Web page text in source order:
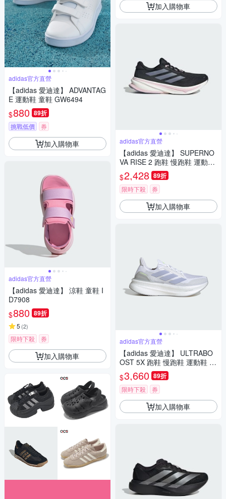
adidas官方直營
【adidas 愛迪達】 ADVANTAG
E 運動鞋 童鞋 GW6494
$880 89折
挑戰低價 券
加入購物車
adidas官方直營
【adidas 愛迪達】 涼鞋 童鞋 I
D7908
$880 89折
5 (2)
限時下殺 券
加入購物車
加入購物車
adidas官方直營
【adidas 愛迪達】 SUPERNO
VA RISE 2 跑鞋 慢跑鞋 運動鞋
女鞋 JQ7685
$2,428 89折
限時下殺 券
加入購物車
adidas官方直營
【adidas 愛迪達】 ULTRABO
OST 5X 跑鞋 慢跑鞋 運動鞋 女
鞋 JH9022
$3,660 89折
限時下殺 券
加入購物車